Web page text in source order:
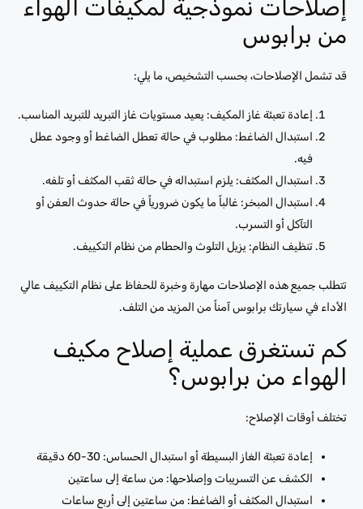
إصلاحات نموذجية لمكيفات الهواء
من برابوس
قد تشمل الإصلاحات، بحسب التشخيص، ما يلي:
إعادة تعبئة غاز المكيف: يعيد مستويات غاز التبريد للتبريد المناسب.
استبدال الضاغط: مطلوب في حالة تعطل الضاغط أو وجود عطل
فيه.
استبدال المكثف: يلزم استبداله في حالة ثقب المكثف أو تلفه.
استبدال المبخر: غالباً ما يكون ضرورياً في حالة حدوث العفن أو
التآكل أو التسرب.
تنظيف النظام: يزيل التلوث والحطام من نظام التكييف.
تتطلب جميع هذه الإصلاحات مهارة وخبرة للحفاظ على نظام التكييف عالي
الأداء في سيارتك برابوس آمناً من المزيد من التلف.
كم تستغرق عملية إصلاح مكيف
الهواء من برابوس؟
تختلف أوقات الإصلاح:
إعادة تعبئة الغاز البسيطة أو استبدال الحساس: 30-60 دقيقة
الكشف عن التسريبات وإصلاحها: من ساعة إلى ساعتين
استبدال المكثف أو الضاغط: من ساعتين إلى أربع ساعات